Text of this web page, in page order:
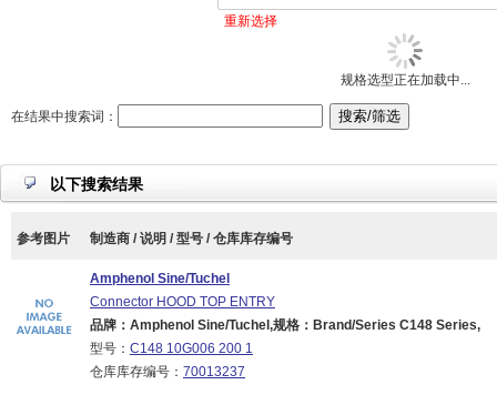
重新选择
规格选型正在加载中...
在结果中搜索词：
以下搜索结果
参考图片 制造商 / 说明 / 型号 / 仓库库存编号
Amphenol Sine/Tuchel
Connector HOOD TOP ENTRY
品牌：Amphenol Sine/Tuchel,规格：Brand/Series C148 Series,
型号： C148 10G006 200 1
仓库库存编号： 70013237